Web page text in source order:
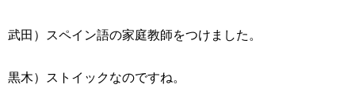
武田）スペイン語の家庭教師をつけました。
黒木）ストイックなのですね。